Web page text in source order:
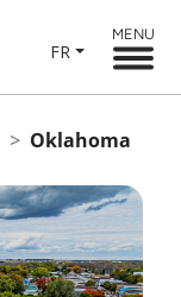
FR
MENU
Oklahoma